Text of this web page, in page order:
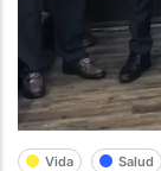
Vida Salud